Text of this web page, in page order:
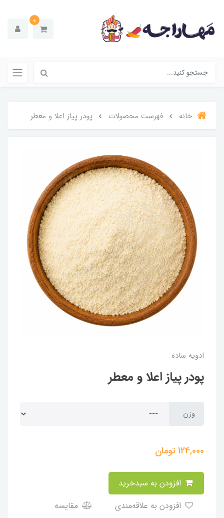
0
خانه فهرست محصولات پودر پیاز اعلا و معطر
ادویه ساده
پودر پیاز اعلا و معطر
وزن
124,000تومان
مقایسه